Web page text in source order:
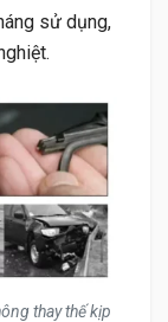
sử dụng,
thay thế kịp